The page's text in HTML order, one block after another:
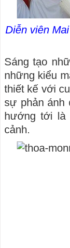
Diễn viên
Sáng tạo
những kiểu
thiết kế với
sự phản ánh
hướng tới là
cảnh.